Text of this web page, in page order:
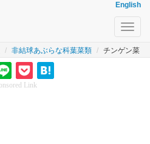
English
非結球あぶらな科葉菜類 チンゲン菜
Link